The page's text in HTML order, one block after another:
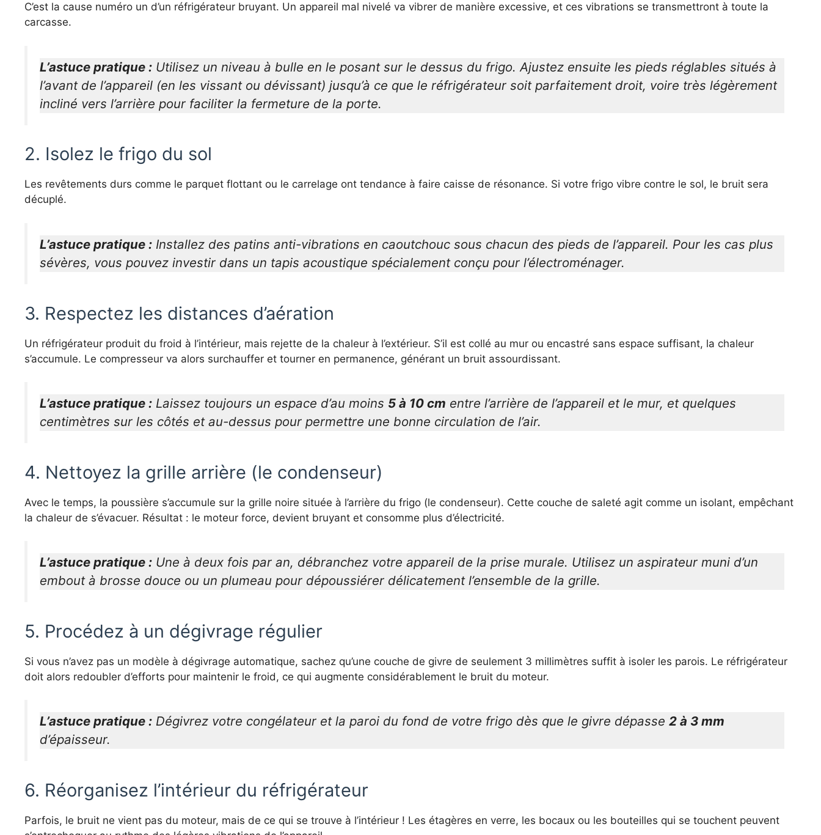
C’est la cause numéro un d’un réfrigérateur bruyant. Un appareil mal nivelé va vibrer de manière excessive, et ces vibrations se transmettront à toute la
carcasse.
L’astuce pratique : Utilisez un niveau à bulle en le posant sur le dessus du frigo. Ajustez ensuite les pieds réglables situés à
l’avant de l’appareil (en les vissant ou dévissant) jusqu’à ce que le réfrigérateur soit parfaitement droit, voire très légèrement
incliné vers l’arrière pour faciliter la fermeture de la porte.
2. Isolez le frigo du sol
Les revêtements durs comme le parquet flottant ou le carrelage ont tendance à faire caisse de résonance. Si votre frigo vibre contre le sol, le bruit sera
décuplé.
L’astuce pratique : Installez des patins anti-vibrations en caoutchouc sous chacun des pieds de l’appareil. Pour les cas plus
sévères, vous pouvez investir dans un tapis acoustique spécialement conçu pour l’électroménager.
3. Respectez les distances d’aération
Un réfrigérateur produit du froid à l’intérieur, mais rejette de la chaleur à l’extérieur. S’il est collé au mur ou encastré sans espace suffisant, la chaleur
s’accumule. Le compresseur va alors surchauffer et tourner en permanence, générant un bruit assourdissant.
L’astuce pratique : Laissez toujours un espace d’au moins 5 à 10 cm entre l’arrière de l’appareil et le mur, et quelques
centimètres sur les côtés et au-dessus pour permettre une bonne circulation de l’air.
4. Nettoyez la grille arrière (le condenseur)
Avec le temps, la poussière s’accumule sur la grille noire située à l’arrière du frigo (le condenseur). Cette couche de saleté agit comme un isolant, empêchant
la chaleur de s’évacuer. Résultat : le moteur force, devient bruyant et consomme plus d’électricité.
L’astuce pratique : Une à deux fois par an, débranchez votre appareil de la prise murale. Utilisez un aspirateur muni d’un
embout à brosse douce ou un plumeau pour dépoussiérer délicatement l’ensemble de la grille.
5. Procédez à un dégivrage régulier
Si vous n’avez pas un modèle à dégivrage automatique, sachez qu’une couche de givre de seulement 3 millimètres suffit à isoler les parois. Le réfrigérateur
doit alors redoubler d’efforts pour maintenir le froid, ce qui augmente considérablement le bruit du moteur.
L’astuce pratique : Dégivrez votre congélateur et la paroi du fond de votre frigo dès que le givre dépasse 2 à 3 mm
d’épaisseur.
6. Réorganisez l’intérieur du réfrigérateur
Parfois, le bruit ne vient pas du moteur, mais de ce qui se trouve à l’intérieur ! Les étagères en verre, les bocaux ou les bouteilles qui se touchent peuvent